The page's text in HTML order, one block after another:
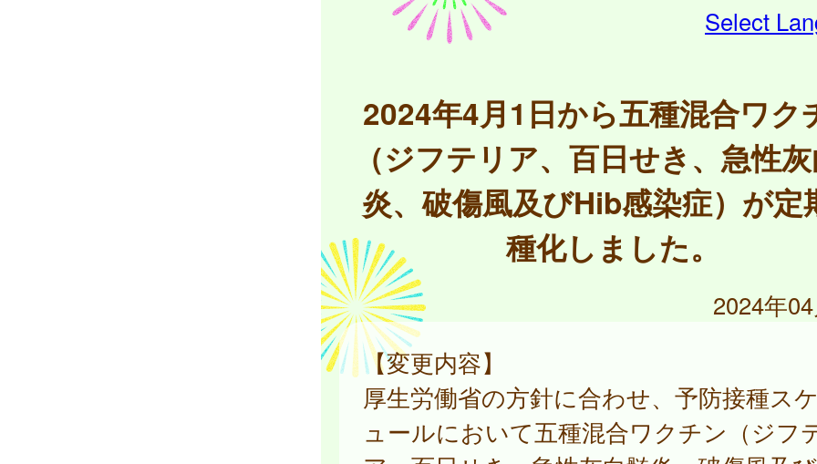
Select
2024年4月1日から五種混合ワク
（ジフテリア、百日せき、急性
炎、破傷風及びHib感染症）が定
種化しました。
2024年
【変更内容】
厚生労働省の方針に合わせ、予防接種ス
ュールにおいて五種混合ワクチン（ジフ